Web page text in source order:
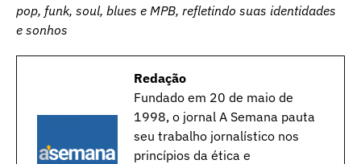
pop, funk, soul, blues e MPB, refletindo suas identidades
e sonhos
Redação
Fundado em 20 de maio de
1998, o jornal A Semana pauta
seu trabalho jornalístico nos
princípios da ética e